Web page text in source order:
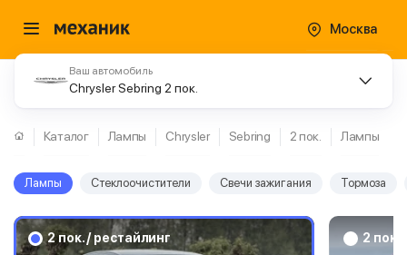
Москва
Ваш автомобиль
Chrysler Sebring 2 пок.
Каталог Лампы Chrysler Sebring 2 пок. Лампы
Лампы Стеклоочистители Свечи зажигания Тормоза
2 пок. / рестайлинг 2 пок.